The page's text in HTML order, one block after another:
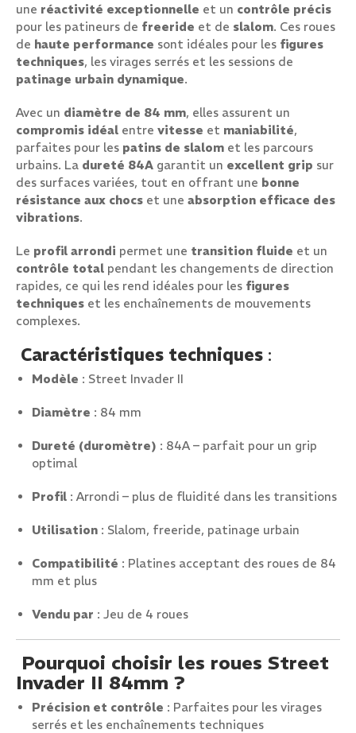
une réactivité exceptionnelle et un contrôle précis
pour les patineurs de freeride et de slalom. Ces roues
de haute performance sont idéales pour les figures
techniques, les virages serrés et les sessions de
patinage urbain dynamique.
Avec un diamètre de 84 mm, elles assurent un
compromis idéal entre vitesse et maniabilité,
parfaites pour les patins de slalom et les parcours
urbains. La dureté 84A garantit un excellent grip sur
des surfaces variées, tout en offrant une bonne
résistance aux chocs et une absorption efficace des
vibrations.
Le profil arrondi permet une transition fluide et un
contrôle total pendant les changements de direction
rapides, ce qui les rend idéales pour les figures
techniques et les enchaînements de mouvements
complexes.
Caractéristiques techniques :
Modèle : Street Invader II
Diamètre : 84 mm
Dureté (duromètre) : 84A – parfait pour un grip
optimal
Profil : Arrondi – plus de fluidité dans les transitions
Utilisation : Slalom, freeride, patinage urbain
Compatibilité : Platines acceptant des roues de 84
mm et plus
Vendu par : Jeu de 4 roues
Pourquoi choisir les roues Street
Invader II 84mm ?
Précision et contrôle : Parfaites pour les virages
serrés et les enchaînements techniques